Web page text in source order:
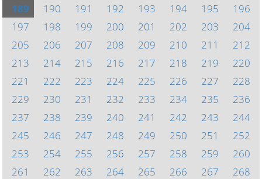
189
190 191 192 193 194 195
196
197
198 199 200 201 202 203
204
205
206 207 208 209 210 211
212
213
214 215 216 217 218 219
220
221
222 223 224 225 226 227
228
229
230 231 232 233 234 235
236
237
238 239 240 241 242 243
244
245
246 247 248 249 250 251
252
253
254 255 256 257 258 259
260
261
262 263 264 265 266 267
268